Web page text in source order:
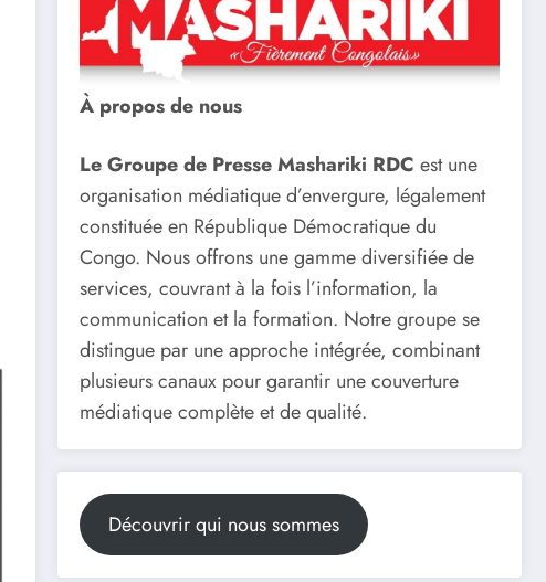
À propos de nous
Le Groupe de Presse Mashariki RDC est une
organisation médiatique d’envergure, légalement
constituée en République Démocratique du
Congo. Nous offrons une gamme diversifiée de
services, couvrant à la fois l’information, la
communication et la formation. Notre groupe se
distingue par une approche intégrée, combinant
plusieurs canaux pour garantir une couverture
médiatique complète et de qualité.
Découvrir qui nous sommes